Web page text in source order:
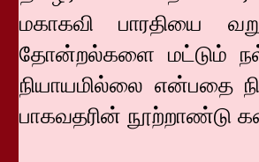
மகாகவி பாரதியை
தோன்றல்களை மட்டும்
நியாயமில்லை என்பதை
பாகவதரின் நூற்றாண்டு